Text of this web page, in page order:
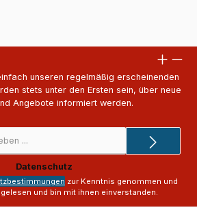
unseren regelmäßig erscheinenden
stets unter den Ersten sein, über neue
Angebote informiert werden.
Mail-
Adresse
*
Datenschutz
zur Kenntnis genommen und
gelesen und bin mit ihnen einverstanden.